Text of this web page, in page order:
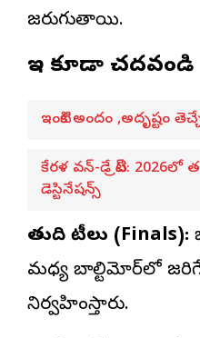
జరుగుతాయి.
ఇవి కూడా చదవండి
ఇంటికి అందం ,అదృష్టం
కేరళ వన్-డే ట్రిప్:
డెస్టినేషన్స్
తుది పోటీలు (Finals):
మధ్య బాల్టిమోర్‌లో
నిర్వహింస్తారు.